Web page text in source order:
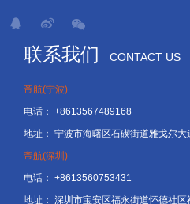
联系我们 CONTACT US
帝航(宁波)
电话： +8613567489168
地址： 宁波市海曙区石碶街道雅戈尔
帝航(深圳)
电话： +8613560753431
地址： 深圳市宝安区福永街道怀德社